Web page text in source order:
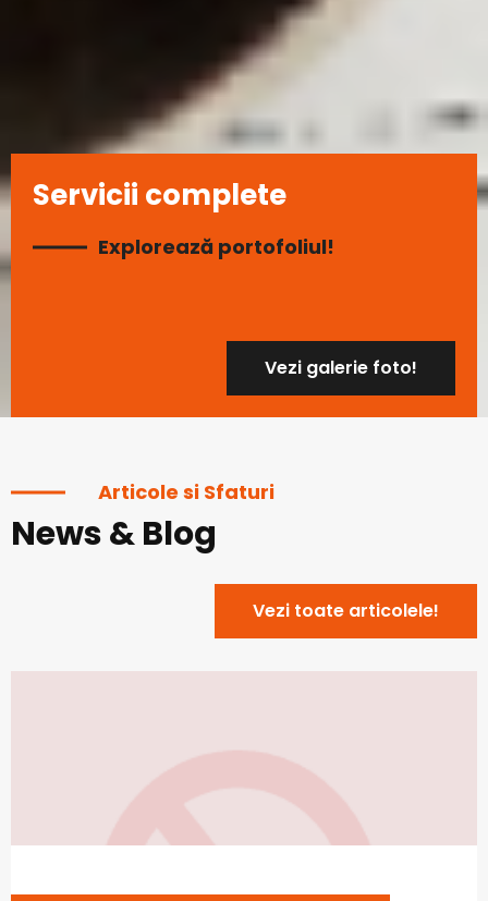
Servicii complete
Explorează portofoliul!
Vezi galerie foto!
Articole si Sfaturi
News & Blog
Vezi toate articolele!